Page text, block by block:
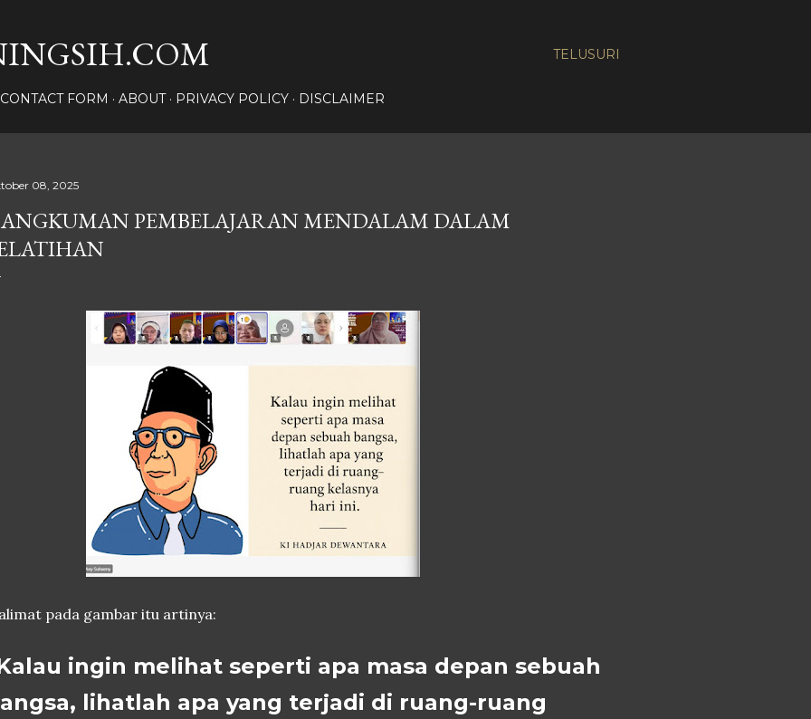
TELUSURI
CONTACT FORM ABOUT PRIVACY POLICY DISCLAIMER
08, 2025
PEMBELAJARAN MENDALAM DALAM
pada gambar itu artinya:
ingin melihat seperti apa masa depan sebuah
lihatlah apa yang terjadi di ruang-ruang